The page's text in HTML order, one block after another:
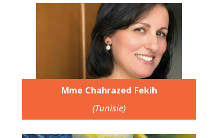
Mme Chahrazed Fekih
(Tunisie)